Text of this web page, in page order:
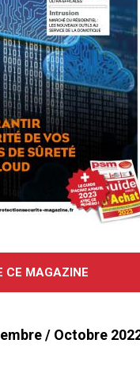
/ Octobre
CE MAGAZINE